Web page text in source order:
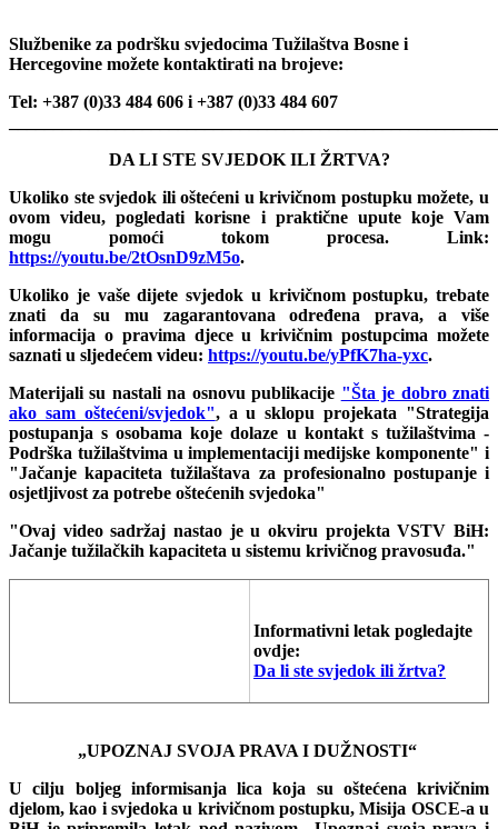
Službenike za podršku svjedocima Tužilaštva Bosne i
Hercegovine možete kontaktirati na brojeve:
Tel: +387 (0)33 484 606 i+387 (0)33 484 607
DA LI STE SVJEDOK ILI ŽRTVA?
Ukoliko ste svjedok ili oštećeni u krivičnom postupku možete, u
ovom videu, pogledati korisne i praktične upute koje Vam
mogu pomoći tokom procesa. Link:
https://youtu.be/2tOsnD9zM5o.
Ukoliko je vaše dijete svjedok u krivičnom postupku, trebate
znati da su mu zagarantovana određena prava, a više
informacija o pravima djece u krivičnim postupcima možete
saznati u sljedećem videu: https://youtu.be/yPfK7ha-yxc.
Materijali su nastali na osnovu publikacije "Šta je dobro znati
ako sam oštećeni/svjedok", a u sklopu projekata "Strategija
postupanja s osobama koje dolaze u kontakt s tužilaštvima -
Podrška tužilaštvima u implementaciji medijske komponente" i
"Jačanje kapaciteta tužilaštava za profesionalno postupanje i
osjetljivost za potrebe oštećenih svjedoka"
"Ovaj video sadržaj nastao je u okviru projekta VSTV BiH:
Jačanje tužilačkih kapaciteta u sistemu krivičnog pravosuđa."
Informativni letak pogledajte
ovdje:
Da li ste svjedok ili žrtva?
„UPOZNAJ SVOJA PRAVA I DUŽNOSTI“
U cilju boljeg informisanja lica koja su oštećena krivičnim
djelom, kao i svjedoka u krivičnom postupku, Misija OSCE-a u